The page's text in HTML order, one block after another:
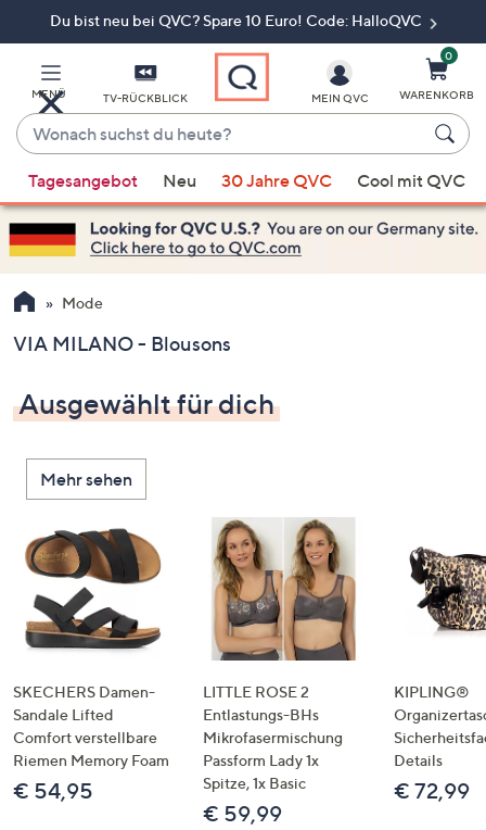
Du bist neu bei QVC? Spare 10 Euro! Code: HalloQVC
MENÜ TV-RÜCKBLICK
Wonach
suchst
du
heute?
Vorschläge
verfügbar
sind,
verwenden
Sie
Pfeiltasten
oben
und
nach
unten
oder
wischen
Sie
Touch-
Geräten
links
bzw.
rechts,
um
diese
MEIN QVC
0
WARENKORB
Tagesangebot Neu 30 Jahre QVC Cool mit QVC
Mode
VIA MILANO - Blousons
Ausgewählt für dich
Mehr sehen
SKECHERS Damen-
Sandale Lifted
Comfort verstellbare
Riemen Memory Foam
€ 54,95
LITTLE ROSE 2
Entlastungs-BHs
Mikrofasermischung
Passform Lady 1x
Spitze, 1x Basic
€ 59,99
KIPLING®
Details
€ 72,99